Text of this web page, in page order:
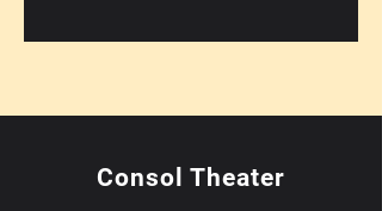
Consol Theater